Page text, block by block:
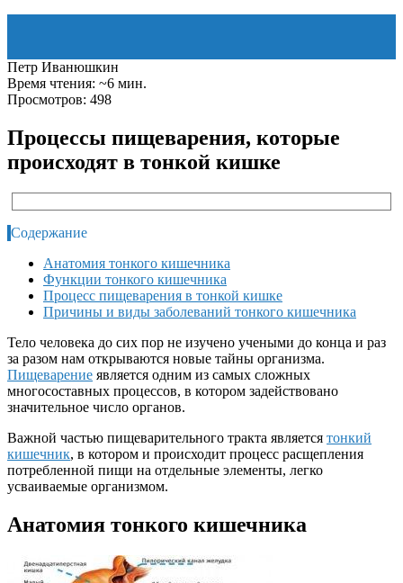
Петр Иванюшкин
Время чтения: ~6 мин.
Просмотров: 498
Процессы пищеварения, которые
происходят в тонкой кишке
Содержание
Анатомия тонкого кишечника
Функции тонкого кишечника
Процесс пищеварения в тонкой кишке
Причины и виды заболеваний тонкого кишечника
Тело человека до сих пор не изучено учеными до конца и раз
за разом нам открываются новые тайны организма.
Пищеварение является одним из самых сложных
многосоставных процессов, в котором задействовано
значительное число органов.
Важной частью пищеварительного тракта является тонкий
кишечник, в котором и происходит процесс расщепления
потребленной пищи на отдельные элементы, легко
усваиваемые организмом.
Анатомия тонкого кишечника